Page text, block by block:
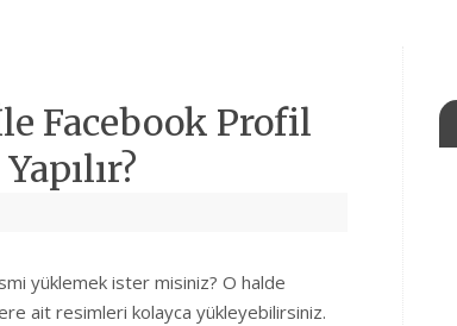
Facebook Profil
yüklemek ister misiniz? O halde
ait resimleri kolayca yükleyebilirsiniz.